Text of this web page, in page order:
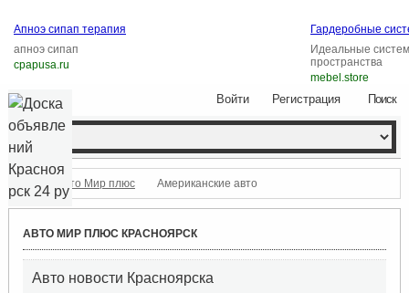
Апноэ сипап терапия
апноэ сипап
cpapusa.ru
Гардеробные
Идеальные
пространства
mebel.store
Поиск
Войти Регистрация
Авто Мир плюс Американские авто
АВТО МИР ПЛЮС КРАСНОЯРСК
Авто новости Красноярска